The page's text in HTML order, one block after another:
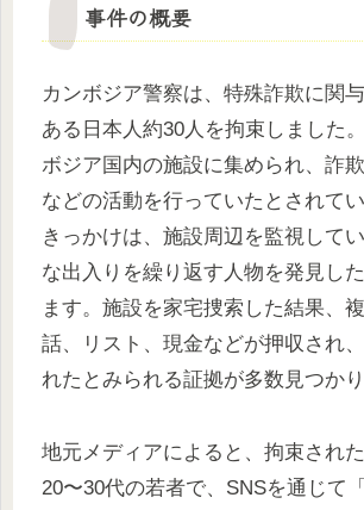
事件の概要
カンボジア警察は、特殊詐欺に関
ある日本人約30人を拘束しました
ボジア国内の施設に集められ、詐
などの活動を行っていたとされて
きっかけは、施設周辺を監視して
な出入りを繰り返す人物を発見し
ます。施設を家宅捜索した結果、
話、リスト、現金などが押収され
れたとみられる証拠が多数見つかり
地元メディアによると、拘束され
20〜30代の若者で、SNSを通じて